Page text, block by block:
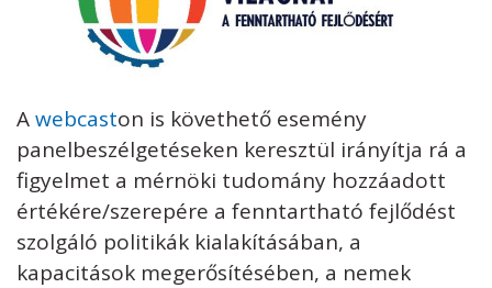
Awebcaston is követhető esemény
panelbeszélgetéseken keresztül irányítja rá a
figyelmet a mérnöki tudomány hozzáadott
értékére/szerepére a fenntartható fejlődést
szolgáló politikák kialakításában, a
kapacitások megerősítésében, a nemek